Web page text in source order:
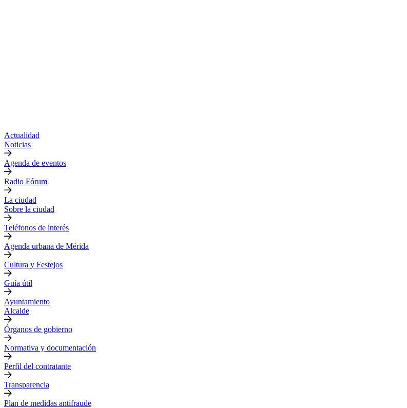
Actualidad
Noticias
Agenda de eventos
Radio Fórum
La ciudad
Sobre la ciudad
Teléfonos de interés
Agenda urbana de Mérida
Cultura y Festejos
Guía útil
Ayuntamiento
Alcalde
Órganos de gobierno
Normativa y documentación
Perfil del contratante
Transparencia
Plan de medidas antifraude